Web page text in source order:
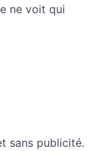
ne voit qui
sans publicité.